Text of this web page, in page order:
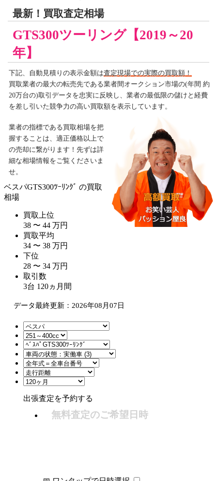
最新！買取査定相場
GTS300ツーリング【2019～20
年】
下記、自動見積りの表示金額は査定現場での実際の買取額！
買取業者の最大の転売先である業者間オークション市場の(年間 約
20万台の)取引データを忠実に反映し、業者の最低限の儲けと経費
を差し引いた競争力の高い買取額を表示しています。
業者の指標である買取相場を把
握することは、適正価格以上で
の売却に繋がります！先ずは詳
細な相場情報をご覧くださいま
せ。
ベスパGTS300ﾂｰﾘﾝｸﾞ の買取
相場
買取上位
38 〜 44 万円
買取平均
34 〜 38 万円
下位
28 〜 34 万円
取引数
3台 120ヵ月間
データ最終更新：2026年08月07日
出張査定を予約する
無料査定のご希望日時